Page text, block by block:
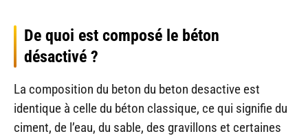
De quoi est composé le béton
désactivé ?
La composition du beton du beton desactive est
identique à celle du béton classique, ce qui signifie du
ciment, de l’eau, du sable, des gravillons et certaines